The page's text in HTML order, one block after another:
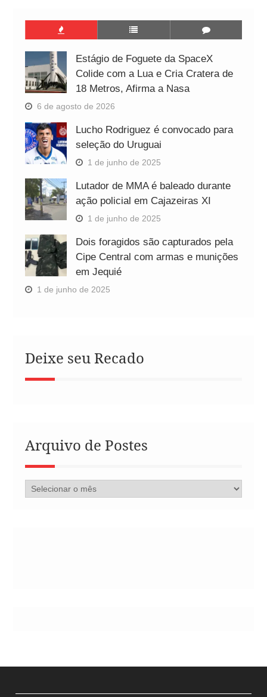
Estágio de Foguete da SpaceX
Colide com a Lua e Cria Cratera de
18 Metros, Afirma a Nasa
6 de agosto de 2026
Lucho Rodriguez é convocado para
seleção do Uruguai
1 de junho de 2025
Lutador de MMA é baleado durante
ação policial em Cajazeiras XI
1 de junho de 2025
Dois foragidos são capturados pela
Cipe Central com armas e munições
em Jequié
1 de junho de 2025
Deixe seu Recado
Arquivo de Postes
Arquivo
de